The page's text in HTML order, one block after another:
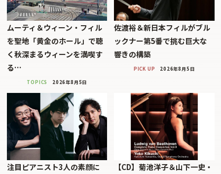
ムーティ＆ウィーン・フィル
を聖地「黄金のホール」で聴
く秋深まるウィーンを満喫す
る…
TOPICS 2026年8月5日
佐渡裕＆新日本フィルがブル
ックナー第5番で挑む巨大な
響きの構築
PICK UP 2026年8月5日
注目ピアニスト3人の素顔に
【CD】菊池洋子＆山下一史・